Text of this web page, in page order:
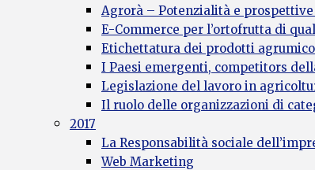
Agrorà – Potenzialità e
E-Commerce per l’ortofrutta di
Etichettatura dei prodotti
I Paesi emergenti, competitors
Legislazione del lavoro in
Il ruolo delle organizzazioni di
2017
La Responsabilità sociale
Web Marketing